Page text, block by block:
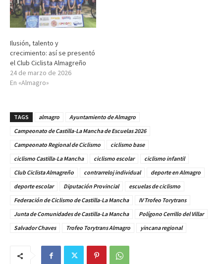
Ilusión, talento y
crecimiento: así se presentó
el Club Ciclista Almagreño
24 de marzo de 2026
En «Almagro»
TAGS almagro
Ayuntamiento de Almagro
Campeonato de Castilla-La Mancha de Escuelas 2026
Campeonato Regional de Ciclismo
ciclismo base
ciclismo Castilla-La Mancha
ciclismo escolar
ciclismo infantil
Club Ciclista Almagreño
contrarreloj individual
deporte en Almagro
deporte escolar
Diputación Provincial
escuelas de ciclismo
Federación de Ciclismo de Castilla-La Mancha
IV Trofeo Torytrans
Junta de Comunidades de Castilla-La Mancha
Polígono Cerrillo del Villar
Salvador Chaves
Trofeo Torytrans Almagro yincana regional